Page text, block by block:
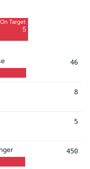
On Target
5
46
8
5
450